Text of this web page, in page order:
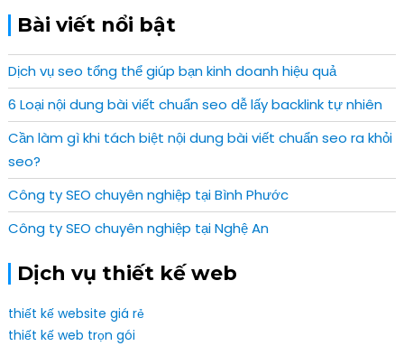
Bài viết nổi bật
Dịch vụ seo tổng thể giúp bạn kinh doanh hiệu quả
6 Loại nội dung bài viết chuẩn seo dễ lấy backlink tự nhiên
Cần làm gì khi tách biệt nội dung bài viết chuẩn seo ra khỏi
seo?
Công ty SEO chuyên nghiệp tại Bình Phước
Công ty SEO chuyên nghiệp tại Nghệ An
Dịch vụ thiết kế web
thiết kế website giá rẻ
thiết kế web trọn gói